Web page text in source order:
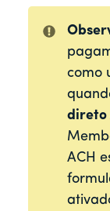
como
direto
ACH